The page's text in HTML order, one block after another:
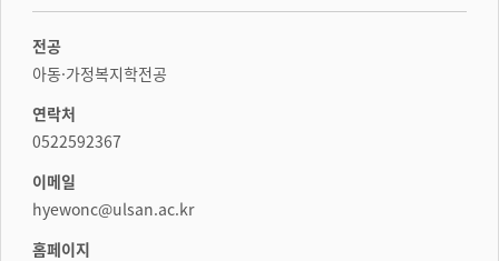
전공
아동·가정복지학전공
연락처
0522592367
이메일
hyewonc@ulsan.ac.kr
홈페이지